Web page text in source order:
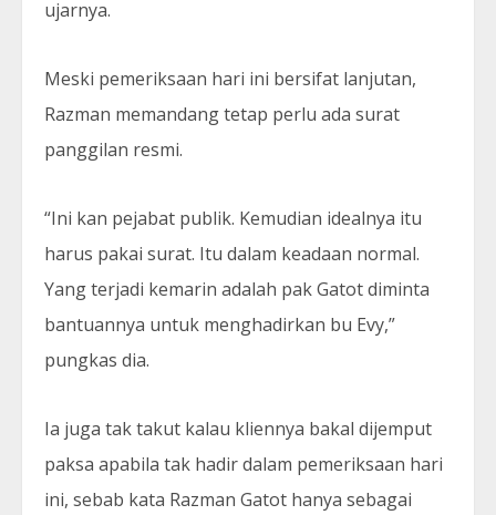
ujarnya.
Meski pemeriksaan hari ini bersifat lanjutan,
Razman memandang tetap perlu ada surat
panggilan resmi.
“Ini kan pejabat publik. Kemudian idealnya itu
harus pakai surat. Itu dalam keadaan normal.
Yang terjadi kemarin adalah pak Gatot diminta
bantuannya untuk menghadirkan bu Evy,”
pungkas dia.
Ia juga tak takut kalau kliennya bakal dijemput
paksa apabila tak hadir dalam pemeriksaan hari
ini, sebab kata Razman Gatot hanya sebagai